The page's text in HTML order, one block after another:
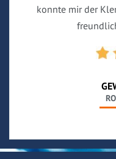
konnte mir der